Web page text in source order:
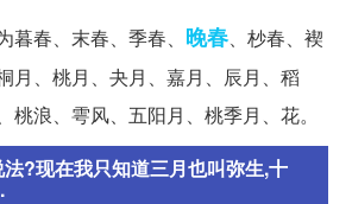
春、末春、季春、 晚春、杪春、褉
月、桃月、夬月、嘉月、辰月、稻
桃浪、雩风、五阳月、桃季月、花。
?现在我只知道三月也叫弥生,十